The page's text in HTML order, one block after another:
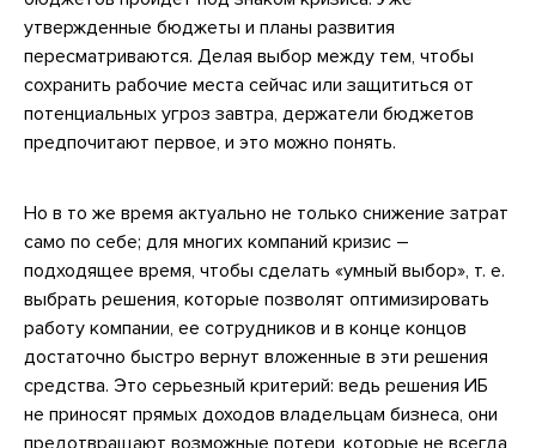
утвержденные бюджеты и планы развития
пересматриваются. Делая выбор между тем, чтобы
сохранить рабочие места сейчас или защититься от
потенциальных угроз завтра, держатели бюджетов
предпочитают первое, и это можно понять.
Но в то же время актуально не только снижение затрат
само по себе; для многих компаний кризис –
подходящее время, чтобы сделать «умный выбор», т. е.
выбрать решения, которые позволят оптимизировать
работу компании, ее сотрудников и в конце концов
достаточно быстро вернут вложенные в эти решения
средства. Это серьезный критерий: ведь решения ИБ
не приносят прямых доходов владельцам бизнеса, они